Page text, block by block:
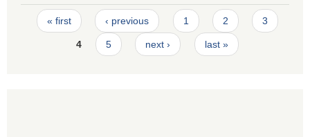
Pages
« first ‹ previous 1 2 3
4 5 next › last »